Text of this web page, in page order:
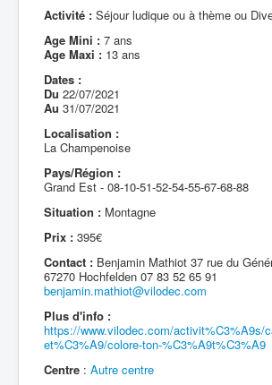
Activité : Séjour ludique ou à thème ou
Age Mini : 7 ans
Age Maxi : 13 ans
Dates :
Du 22/07/2021
Au 31/07/2021
Localisation :
La Champenoise
Pays/Région :
Grand Est - 08-10-51-52-54-55-67-68-88
Situation : Montagne
Prix : 395€
Contact : Benjamin Mathiot 37 rue du
67270 Hochfelden 07 83 52 65 91
benjamin.mathiot@vilodec.com
Plus d'info :
https://www.vilodec.com/activit%C3%A9s/
et%C3%A9/colore-ton-%C3%A9t%C3%A9
Centre : Autre centre